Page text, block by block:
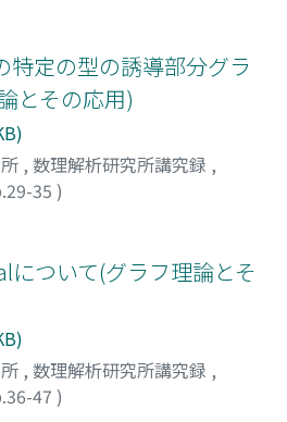
特定の型の誘導部分グラ
とその応用)
, 数理解析研究所講究録 ,
35 )
について(グラフ理論とそ
, 数理解析研究所講究録 ,
47 )